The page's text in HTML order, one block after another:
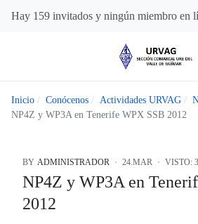
Hay 159 invitados y ningún miembro en
Inicio Conócenos Actividades URVAG
NP4Z y WP3A en Tenerife WPX SSB 2012
BY ADMINISTRADOR 24.MAR VISTO:
NP4Z y WP3A en
2012